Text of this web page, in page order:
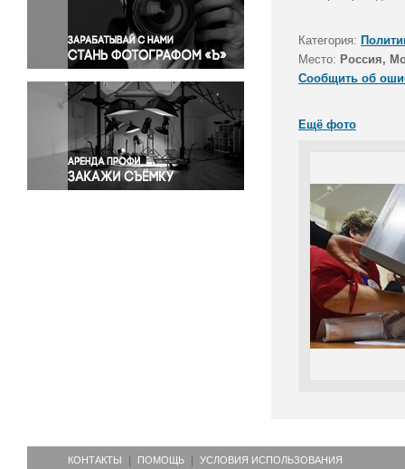
Правосудие
Происшествия и конфликты
Религия
Светская жизнь
Спорт
Экология
Экономика и бизнес
Категория:
Место: Россия,
Сообщить об
Ещё фото
КОНТАКТЫ ПОМОЩЬ УСЛОВИЯ ИСПОЛЬЗОВАНИЯ